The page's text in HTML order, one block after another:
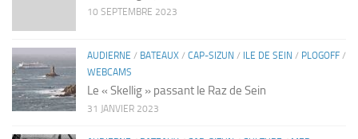
10 SEPTEMBRE 2023
AUDIERNE / BATEAUX / CAP-SIZUN / ILE DE SEIN / PLOGOFF /
WEBCAMS
Le « Skellig » passant le Raz de Sein
31 JANVIER 2023